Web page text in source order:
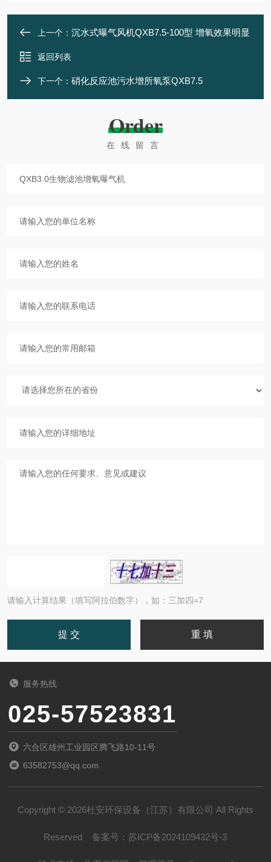
上一个： 沉水式曝气风机QXB7.5-100型 增氧效果明显
返回列表
下一个： 硝化反应池污水增所氧泵QXB7.5
Order
在线留言
请输入计算结果（填写阿拉伯数字），如：三加四=7
服务热线
025-57523831
六合区雄州工业园区腾飞路10-11号
63582753@qq.com
Copyright © 2026杜安环保设备（江苏）有限公司 All Rights
Reserved 备案号：苏ICP备2024109432号-3